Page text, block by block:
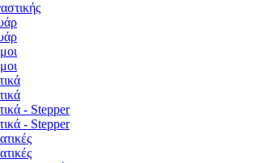
- Stepper
- Stepper